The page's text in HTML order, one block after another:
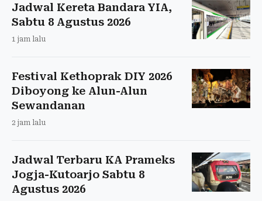
Jadwal Kereta Bandara YIA,
Sabtu 8 Agustus 2026
1 jam lalu
Festival Kethoprak DIY 2026
Diboyong ke Alun-Alun
Sewandanan
2 jam lalu
Jadwal Terbaru KA Prameks
Jogja-Kutoarjo Sabtu 8
Agustus 2026